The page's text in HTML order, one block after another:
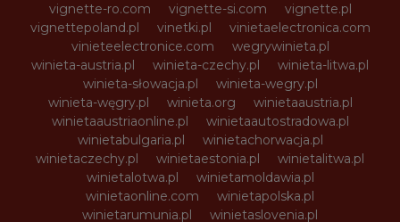
vignette-ro.com
vignette-si.com
vignette.pl
vignettepoland.pl
vinetki.pl
vinietaelectronica.com
vinieteelectronice.com
wegrywinieta.pl
winieta-austria.pl
winieta-czechy.pl
winieta-litwa.pl
winieta-słowacja.pl
winieta-wegry.pl
winieta-węgry.pl
winieta.org
winietaaustria.pl
winietaaustriaonline.pl
winietaautostradowa.pl
winietabulgaria.pl
winietachorwacja.pl
winietaczechy.pl
winietaestonia.pl
winietalitwa.pl
winietalotwa.pl
winietamoldawia.pl
winietaonline.com
winietapolska.pl
winietarumunia.pl
winietaslovenia.pl